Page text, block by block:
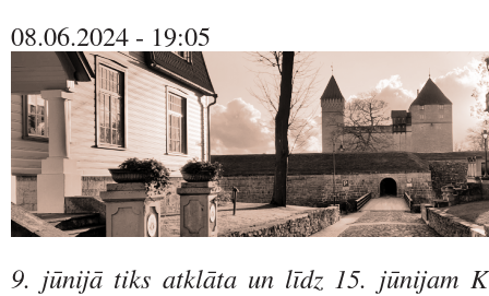
08.06.2024 - 19:05
9. jūnijā tiks atklāta un līdz 15. jūnijam